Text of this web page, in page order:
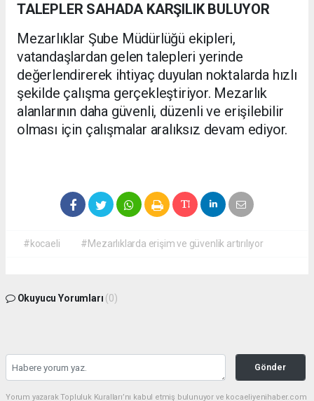
TALEPLER SAHADA KARŞILIK BULUYOR
Mezarlıklar Şube Müdürlüğü ekipleri,
vatandaşlardan gelen talepleri yerinde
değerlendirerek ihtiyaç duyulan noktalarda hızlı
şekilde çalışma gerçekleştiriyor. Mezarlık
alanlarının daha güvenli, düzenli ve erişilebilir
olması için çalışmalar aralıksız devam ediyor.
#kocaeli #Mezarlıklarda erişim ve güvenlik artırılıyor
Okuyucu Yorumları (0)
Gönder
Yorum yazarak Topluluk Kuralları’nı kabul etmiş bulunuyor ve kocaeliyenihaber.com